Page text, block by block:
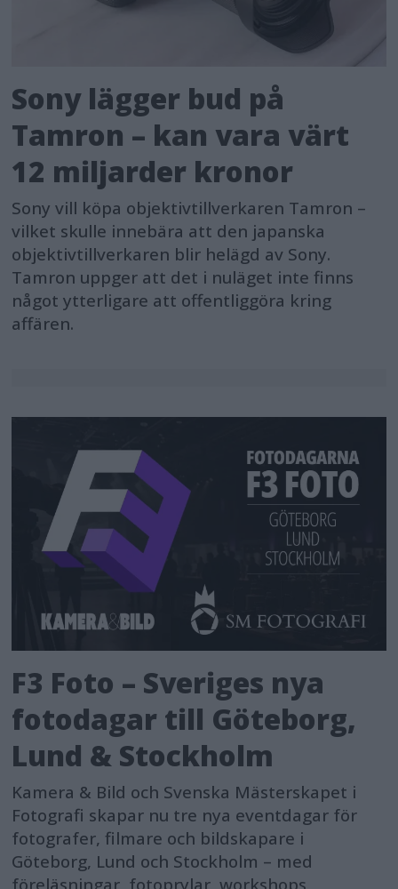
Sony lägger bud på
Tamron – kan vara värt
12 miljarder kronor
Sony vill köpa objektivtillverkaren Tamron –
vilket skulle innebära att den japanska
objektivtillverkaren blir helägd av Sony.
Tamron uppger att det i nuläget inte finns
något ytterligare att offentliggöra kring
affären.
F3 Foto – Sveriges nya
fotodagar till Göteborg,
Lund & Stockholm
Kamera & Bild och Svenska Mästerskapet i
Fotografi skapar nu tre nya eventdagar för
fotografer, filmare och bildskapare i
Göteborg, Lund och Stockholm – med